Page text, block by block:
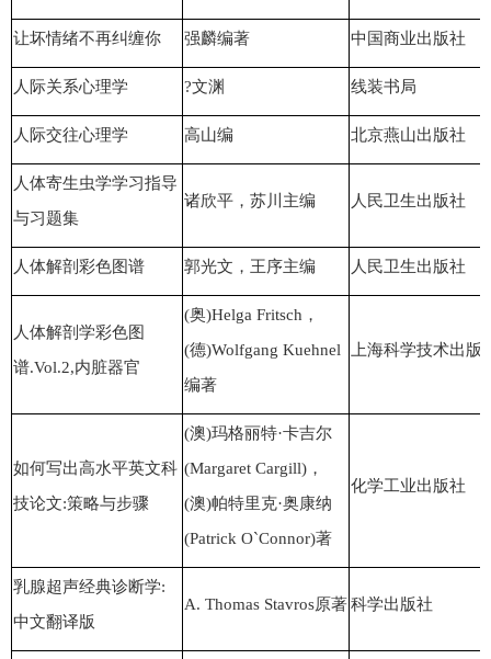
让坏情绪不再纠缠你 强麟编著 中国商业出版社
人际关系心理学 ?文渊 线装书局
人际交往心理学 高山编 北京燕山出版社
人体寄生虫学学习指导
与习题集
诸欣平，苏川主编 人民卫生出版社
人体解剖彩色图谱 郭光文，王序主编 人民卫生出版社
人体解剖学彩色图
谱.Vol.2,内脏器官
(奥)Helga Fritsch，
(德)Wolfgang Kuehnel
编著
上海科学技术出版
如何写出高水平英文科
技论文:策略与步骤
(澳)玛格丽特·卡吉尔
(Margaret Cargill)，
(澳)帕特里克·奥康纳
(Patrick O`Connor)著
化学工业出版社
乳腺超声经典诊断学:
中文翻译版
A. Thomas Stavros原著科学出版社